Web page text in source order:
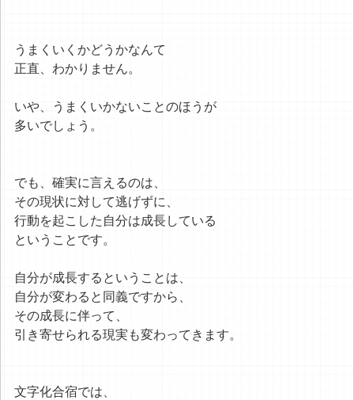
うまくいくかどうかなんて
正直、わかりません。
いや、うまくいかないことのほうが
多いでしょう。
でも、確実に言えるのは、
その現状に対して逃げずに、
行動を起こした自分は成長している
ということです。
自分が成長するということは、
自分が変わると同義ですから、
その成長に伴って、
引き寄せられる現実も変わってきます。
文字化合宿では、